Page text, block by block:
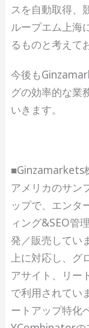
スを自動取得、
ループエム上海
るものと考えて
今後も
グの効率的な業
いきます。
■Ginzamarkets
アメリカのサン
ップで、エンタ
ィング&SEO管
発／販売してい
上に対応し、グ
アサイト、リー
で利用されてい
ートアップ特化